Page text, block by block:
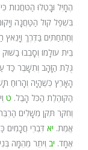
הֶחָיִל וּבָטְלוּ הַטֹּחֲנוֹת
בִּשְׁפַל קוֹל הַטַּחֲנָה
וְחַתְחַתִּים בַּדֶּרֶךְ
בֵּית עוֹלָמוֹ וְסָבְבוּ
גֻּלַּת הַזָּהָב וְתִשָּׁבֶר כַּד
הָאָרֶץ כְּשֶׁהָיָה וְהָרוּחַ
הַקּוֹהֶלֶת הַכֹּל הָבֶל. ט
וְחִקֵּר תִּקֵּן מְשָׁלִים
אֱמֶת. יא דִּבְרֵי חֲכָמִים
אֶחָד. יב וְיֹתֵר מֵהֵמָּה